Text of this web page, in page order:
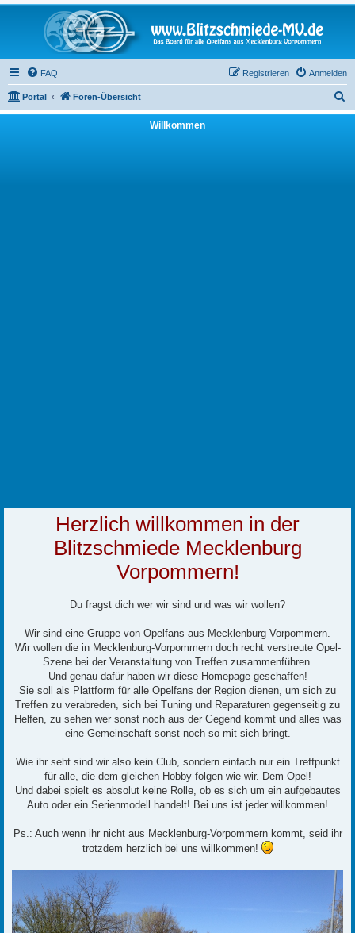
FAQ Anmelden
Registrieren
Portal Foren-Übersicht
u
Willkommen
Herzlich willkommen in der
Blitzschmiede Mecklenburg
Vorpommern!
Du fragst dich wer wir sind und was wir wollen?
Wir sind eine Gruppe von Opelfans aus Mecklenburg Vorpommern.
Wir wollen die in Mecklenburg-Vorpommern doch recht verstreute Opel-
Szene bei der Veranstaltung von Treffen zusammenführen.
Und genau dafür haben wir diese Homepage geschaffen!
Sie soll als Plattform für alle Opelfans der Region dienen, um sich zu
Treffen zu verabreden, sich bei Tuning und Reparaturen gegenseitig zu
Helfen, zu sehen wer sonst noch aus der Gegend kommt und alles was
eine Gemeinschaft sonst noch so mit sich bringt.
Wie ihr seht sind wir also kein Club, sondern einfach nur ein Treffpunkt
für alle, die dem gleichen Hobby folgen wie wir. Dem Opel!
Und dabei spielt es absolut keine Rolle, ob es sich um ein aufgebautes
Auto oder ein Serienmodell handelt! Bei uns ist jeder willkommen!
Ps.: Auch wenn ihr nicht aus Mecklenburg-Vorpommern kommt, seid ihr
trotzdem herzlich bei uns willkommen!